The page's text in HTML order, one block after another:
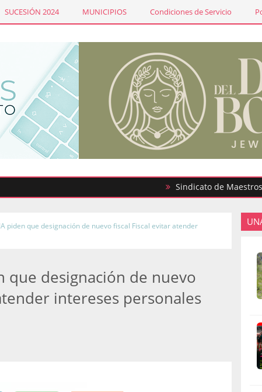
SUCESIÓN 2024 MUNICIPIOS Condiciones de Servicio
Sindicato de Maestros al
piden que designación de nuevo fiscal Fiscal evitar atender
que designación de nuevo
intereses personales